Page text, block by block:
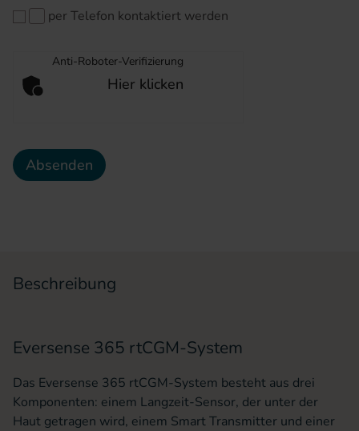
per Telefon kontaktiert werden
Anti-Roboter-Verifizierung
Hier klicken
Absenden
Beschreibung
Eversense 365 rtCGM-System
Das Eversense 365 rtCGM-System besteht aus drei
Komponenten: einem Langzeit-Sensor, der unter der
Haut getragen wird, einem Smart Transmitter und einer